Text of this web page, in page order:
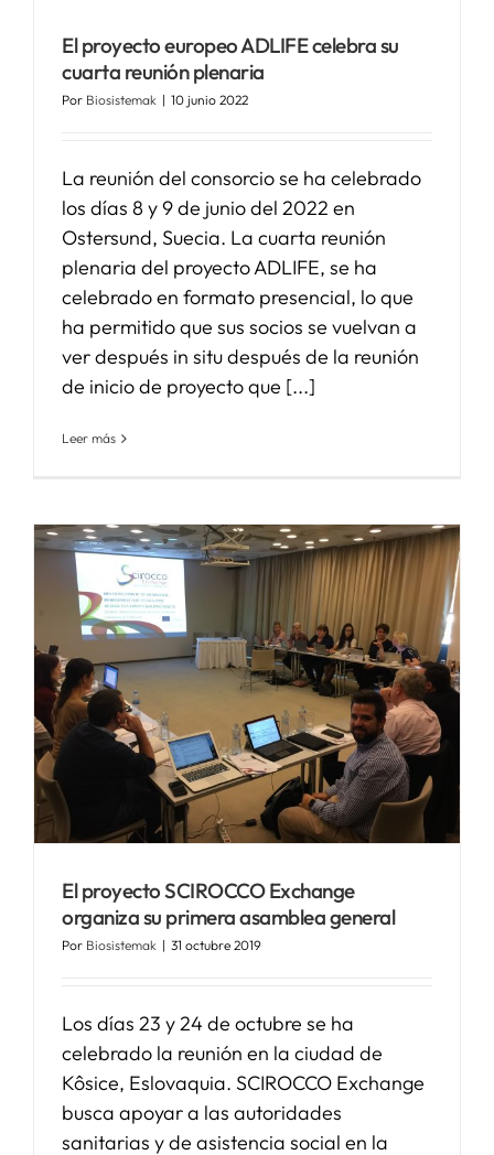
SERVICIOS
NOTICIAS
El proyecto europeo ADLIFE celebra su
cuarta reunión plenaria
Por Biosistemak | 10 junio 2022
La reunión del consorcio se ha celebrado
los días 8 y 9 de junio del 2022 en
Ostersund, Suecia. La cuarta reunión
plenaria del proyecto ADLIFE, se ha
celebrado en formato presencial, lo que
ha permitido que sus socios se vuelvan a
ver después in situ después de la reunión
de inicio de proyecto que [...]
Leer más
El proyecto SCIROCCO Exchange
organiza su primera asamblea general
Por Biosistemak | 31 octubre 2019
Los días 23 y 24 de octubre se ha
celebrado la reunión en la ciudad de
Kôsice, Eslovaquia. SCIROCCO Exchange
busca apoyar a las autoridades
sanitarias y de asistencia social en la